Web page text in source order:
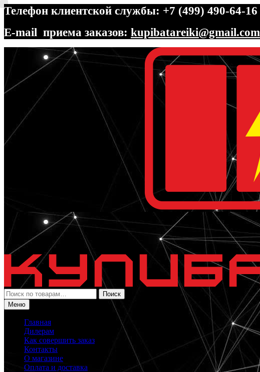
Телефон клиентской службы: +7 (499) 490-64-16
E-mail приема заказов: kupibatareiki@gmail.com
Перейти
навигации
Перейти
содержимому
Искать:
Поиск
Меню
Главная
Дилерам
Как совершить заказ
Контакты
О магазине
Оплата и доставка